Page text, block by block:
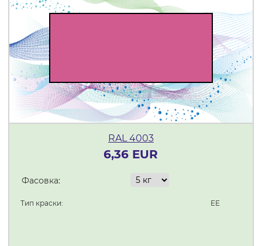
RAL 4003
6,36 EUR
Фасовка:
Тип краски: EE